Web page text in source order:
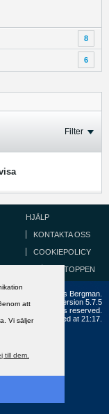
att
Vi säljer
till dem.
8
6
Filter
HJÄLP
KONTAKTA OSS
COOKIEPOLICY
GÅ TILL TOPPEN
2002 av Anders Bergman.
byvBulletin®
Version 5.7.5
vBulletin. All rights reserved.
was generated at 21:17.